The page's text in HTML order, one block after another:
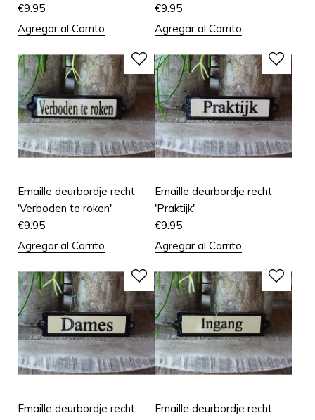
€9.95
Agregar al Carrito
€9.95
Agregar al Carrito
Emaille deurbordje recht
'Verboden te roken'
€9.95
Agregar al Carrito
Emaille deurbordje recht
'Praktijk'
€9.95
Agregar al Carrito
Emaille deurbordje recht
Emaille deurbordje recht